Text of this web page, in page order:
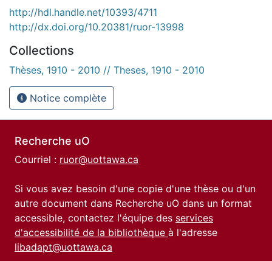
http://hdl.handle.net/10393/4711
http://dx.doi.org/10.20381/ruor-13998
Collections
Thèses, 1910 - 2010 // Theses, 1910 - 2010
Notice complète
Recherche uO
Courriel : ruor@uottawa.ca
Si vous avez besoin d'une copie d'une thèse ou d'un
autre document dans Recherche uO dans un format
accessible, contactez l'équipe des services
d'accessibilité de la bibliothèque à l'adresse
libadapt@uottawa.ca